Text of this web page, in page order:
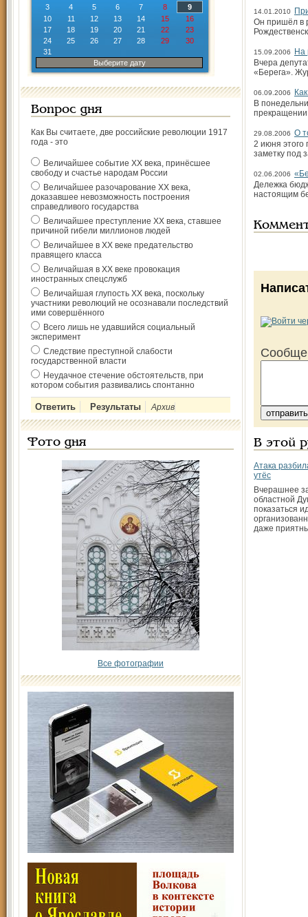
3
4 5 6 7 8
9
10
11 12 13 14 15
16
17
18 19 20 21 22
23
24
25 26 27 28 29
30
31
Выберите дату
Вопрос дня
Как Вы считаете, две российские революции 1917
года - это
Величайшее событие ХХ века, принёсшее
свободу и счастье народам России
Величайшее разочарование ХХ века,
доказавшее невозможность построения
справедливого государства
Величайшее преступление ХХ века, ставшее
причиной гибели миллионов людей
Величайшее в ХХ веке предательство
правящего класса
Величайшая в ХХ веке провокация
иностранных спецслужб
Величайшая глупость ХХ века, поскольку
участники революций не осознавали последствий
ими совершённого
Всего лишь не удавшийся социальный
эксперимент
Следствие преступной слабости
государственной власти
Неудачное стечение обстоятельств, при
котором события развивались спонтанно
Архив
Фото дня
Все фотографии
14.01.2010
Он пришёл в
15.09.2006
На
Вчера
«Берега».
06.09.2006
В
29.08.2006 О
2 июня этого
заметку под
02.06.2006
Дележка
настоящим
В этой
Атака
утёс
Вчерашнее
областной
показаться
даже